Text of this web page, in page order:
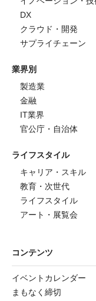
DX
クラウド・開発
サプライチェーン
業界別
製造業
金融
IT業界
官公庁・自治体
ライフスタイル
キャリア・スキル
教育・次世代
ライフスタイル
アート・展覧会
コンテンツ
イベントカレンダー
まもなく締切